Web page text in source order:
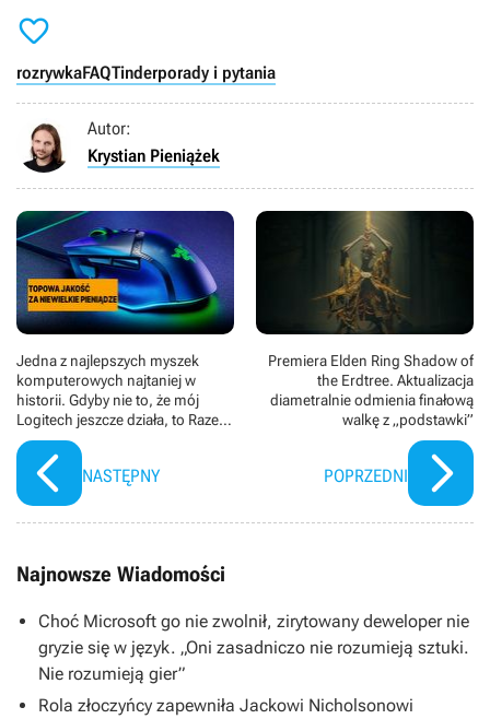

rozrywkaFAQTinderporady i pytania
Autor:
Krystian Pieniążek
Jedna z najlepszych myszek
komputerowych najtaniej w
historii. Gdyby nie to, że mój
Logitech jeszcze działa, to Razer
Basilisk V3 byłby już w drodze do
mnie
NASTĘPNY
Premiera Elden Ring Shadow of
the Erdtree. Aktualizacja
diametralnie odmienia finałową
walkę z „podstawki”
POPRZEDNI
Najnowsze Wiadomości
Choć Microsoft go nie zwolnił, zirytowany deweloper nie
gryzie się w język. „Oni zasadniczo nie rozumieją sztuki.
Nie rozumieją gier”
Rola złoczyńcy zapewniła Jackowi Nicholsonowi